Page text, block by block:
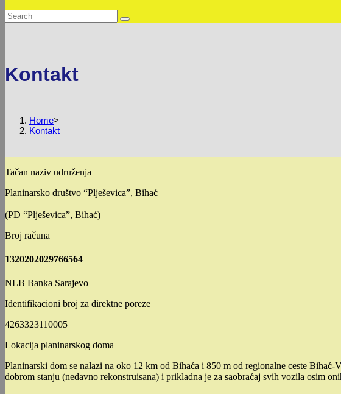
Kontakt
Home>
Kontakt
Tačan naziv udruženja
Planinarsko društvo “Plješevica”, Bihać
(PD “Plješevica”, Bihać)
Broj računa
1320202029766564
NLB Banka Sarajevo
Identifikacioni broj za direktne poreze
4263323110005
Lokacija planinarskog doma
Planinarski dom se nalazi na oko 12 km od Bihaća i 850 m od regionalne ceste
dobrom stanju (nedavno rekonstruisana) i prikladna je za saobraćaj svih vozila osim